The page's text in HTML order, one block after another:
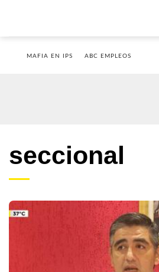
MAFIA EN IPS ABC EMPLEOS
seccional